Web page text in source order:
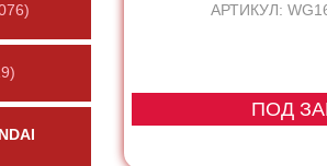
АРТИКУЛ:
ПОД